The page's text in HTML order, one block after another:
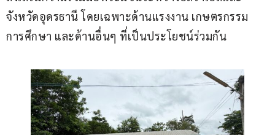
จังหวัดอุดรธานี โดยเฉพาะด้านแรงงาน เกษตรกรรม
การศึกษา และด้านอื่นๆ ที่เป็นประโยชน์ร่วมกัน